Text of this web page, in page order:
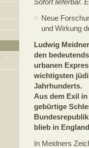
Sofort lieferbar.
Neue
und Wirkung
Ludwig
den
urbanen
wichtigsten
Jahrhunderts.
Aus dem Exil
gebürtige
blieb in
In Meidners